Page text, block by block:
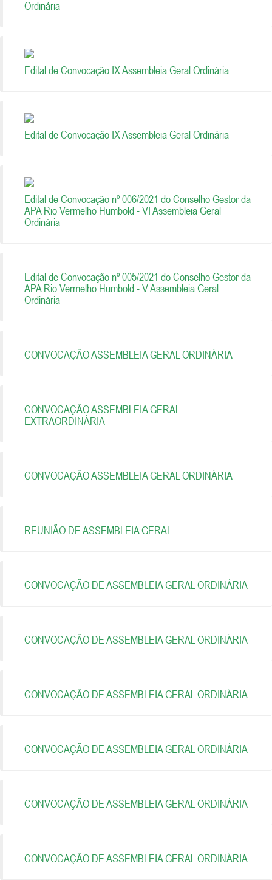
Ordinária
Edital de Convocação IX Assembleia Geral Ordinária
Edital de Convocação IX Assembleia Geral Ordinária
Edital de Convocação nº 006/2021 do Conselho Gestor da
APA Rio Vermelho Humbold - VI Assembleia Geral
Ordinária
Edital de Convocação nº 005/2021 do Conselho Gestor da
APA Rio Vermelho Humbold - V Assembleia Geral
Ordinária
CONVOCAÇÃO ASSEMBLEIA GERAL ORDINÁRIA
CONVOCAÇÃO ASSEMBLEIA GERAL
EXTRAORDINÁRIA
CONVOCAÇÃO ASSEMBLEIA GERAL ORDINÁRIA
REUNIÃO DE ASSEMBLEIA GERAL
CONVOCAÇÃO DE ASSEMBLEIA GERAL ORDINÁRIA
CONVOCAÇÃO DE ASSEMBLEIA GERAL ORDINÁRIA
CONVOCAÇÃO DE ASSEMBLEIA GERAL ORDINÁRIA
CONVOCAÇÃO DE ASSEMBLEIA GERAL ORDINÁRIA
CONVOCAÇÃO DE ASSEMBLEIA GERAL ORDINÁRIA
CONVOCAÇÃO DE ASSEMBLEIA GERAL ORDINÁRIA